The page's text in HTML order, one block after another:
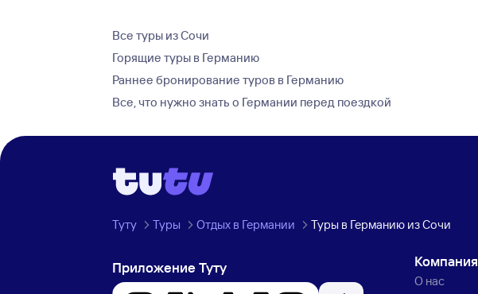
Все туры из Сочи
Горящие туры в Германию
Раннее бронирование туров в Германию
Все, что нужно знать о Германии перед поездкой
Туту Туры Отдых в Германии Туры в Германию из Сочи
Приложение Туту Компания
О нас